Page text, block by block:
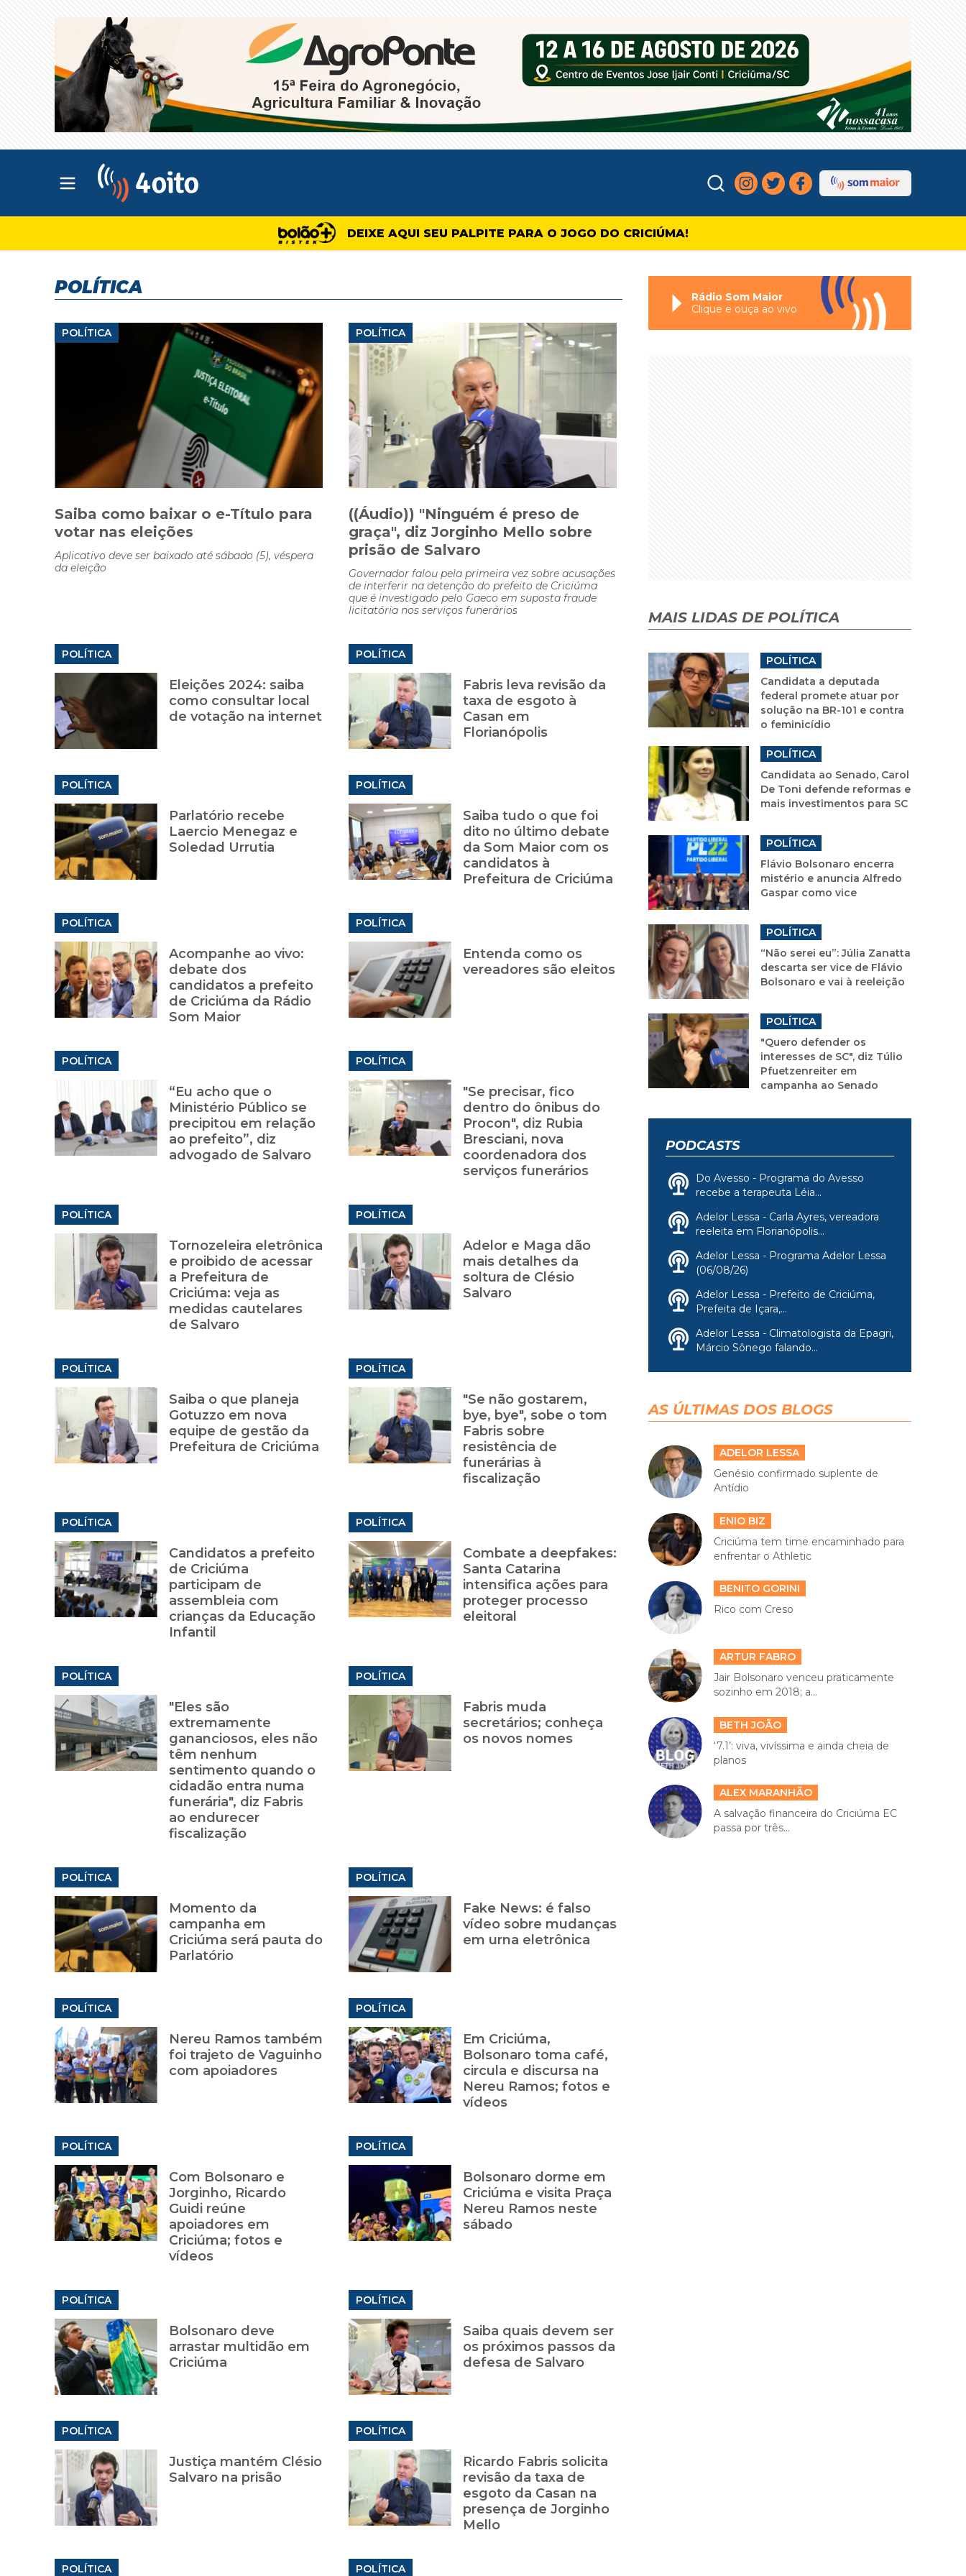
Abrir menu principal
DEIXE AQUI SEU PALPITE PARA O JOGO DO CRICIÚMA!
POLÍTICA
POLÍTICA
Saiba como baixar o e-Título para
votar nas eleições
Aplicativo deve ser baixado até sábado (5), véspera
da eleição
POLÍTICA
((Áudio)) "Ninguém é preso de
graça", diz Jorginho Mello sobre
prisão de Salvaro
Governador falou pela primeira vez sobre acusações
de interferir na detenção do prefeito de Criciúma
que é investigado pelo Gaeco em suposta fraude
licitatória nos serviços funerários
POLÍTICA
Eleições 2024: saiba
como consultar local
de votação na internet
POLÍTICA
Fabris leva revisão da
taxa de esgoto à
Casan em
Florianópolis
POLÍTICA
Parlatório recebe
Laercio Menegaz e
Soledad Urrutia
POLÍTICA
Saiba tudo o que foi
dito no último debate
da Som Maior com os
candidatos à
Prefeitura de Criciúma
POLÍTICA
Acompanhe ao vivo:
debate dos
candidatos a prefeito
de Criciúma da Rádio
Som Maior
POLÍTICA
Entenda como os
vereadores são eleitos
POLÍTICA
“Eu acho que o
Ministério Público se
precipitou em relação
ao prefeito”, diz
advogado de Salvaro
POLÍTICA
"Se precisar, fico
dentro do ônibus do
Procon", diz Rubia
Bresciani, nova
coordenadora dos
serviços funerários
POLÍTICA
Tornozeleira eletrônica
e proibido de acessar
a Prefeitura de
Criciúma: veja as
medidas cautelares
de Salvaro
POLÍTICA
Adelor e Maga dão
mais detalhes da
soltura de Clésio
Salvaro
POLÍTICA
Saiba o que planeja
Gotuzzo em nova
equipe de gestão da
Prefeitura de Criciúma
POLÍTICA
"Se não gostarem,
bye, bye", sobe o tom
Fabris sobre
resistência de
funerárias à
fiscalização
POLÍTICA
Candidatos a prefeito
de Criciúma
participam de
assembleia com
crianças da Educação
Infantil
POLÍTICA
Combate a deepfakes:
Santa Catarina
intensifica ações para
proteger processo
eleitoral
POLÍTICA
"Eles são
extremamente
gananciosos, eles não
têm nenhum
sentimento quando o
cidadão entra numa
funerária", diz Fabris
ao endurecer
fiscalização
POLÍTICA
Fabris muda
secretários; conheça
os novos nomes
POLÍTICA
Momento da
campanha em
Criciúma será pauta do
Parlatório
POLÍTICA
Fake News: é falso
vídeo sobre mudanças
em urna eletrônica
POLÍTICA
Nereu Ramos também
foi trajeto de Vaguinho
com apoiadores
POLÍTICA
Em Criciúma,
Bolsonaro toma café,
circula e discursa na
Nereu Ramos; fotos e
vídeos
POLÍTICA
Com Bolsonaro e
Jorginho, Ricardo
Guidi reúne
apoiadores em
Criciúma; fotos e
vídeos
POLÍTICA
Bolsonaro dorme em
Criciúma e visita Praça
Nereu Ramos neste
sábado
POLÍTICA
Bolsonaro deve
arrastar multidão em
Criciúma
POLÍTICA
Saiba quais devem ser
os próximos passos da
defesa de Salvaro
POLÍTICA
Justiça mantém Clésio
Salvaro na prisão
POLÍTICA
Ricardo Fabris solicita
revisão da taxa de
esgoto da Casan na
presença de Jorginho
Mello
POLÍTICA POLÍTICA
Rádio Som Maior
Clique e ouça ao vivo
MAIS LIDAS DE POLÍTICA
POLÍTICA
Candidata a deputada
federal promete atuar por
solução na BR-101 e contra
o feminicídio
POLÍTICA
Candidata ao Senado, Carol
De Toni defende reformas e
mais investimentos para SC
POLÍTICA
Flávio Bolsonaro encerra
mistério e anuncia Alfredo
Gaspar como vice
POLÍTICA
“Não serei eu”: Júlia Zanatta
descarta ser vice de Flávio
Bolsonaro e vai à reeleição
POLÍTICA
"Quero defender os
interesses de SC", diz Túlio
Pfuetzenreiter em
campanha ao Senado
PODCASTS
Do Avesso - Programa do Avesso
recebe a terapeuta Léia...
Adelor Lessa - Carla Ayres, vereadora
reeleita em Florianópolis...
Adelor Lessa - Programa Adelor Lessa
(06/08/26)
Adelor Lessa - Prefeito de Criciúma,
Prefeita de Içara,...
Adelor Lessa - Climatologista da Epagri,
Márcio Sônego falando...
AS ÚLTIMAS DOS BLOGS
ADELOR LESSA
Genésio confirmado suplente de
Antídio
ENIO BIZ
Criciúma tem time encaminhado para
enfrentar o Athletic
BENITO GORINI
Rico com Creso
ARTUR FABRO
Jair Bolsonaro venceu praticamente
sozinho em 2018; a...
BETH JOÃO
‘7.1’: viva, vivíssima e ainda cheia de
planos
ALEX MARANHÃO
A salvação financeira do Criciúma EC
passa por três...